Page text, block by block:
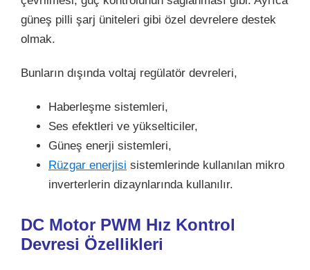
güneş pilli şarj üniteleri gibi özel devrelere destek
olmak.
Bunların dışında voltaj regülatör devreleri,
Haberleşme sistemleri,
Ses efektleri ve yükselticiler,
Güneş enerji sistemleri,
Rüzgar enerjisi sistemlerinde kullanılan mikro
inverterlerin dizaynlarında kullanılır.
DC Motor PWM Hız Kontrol
Devresi Özellikleri